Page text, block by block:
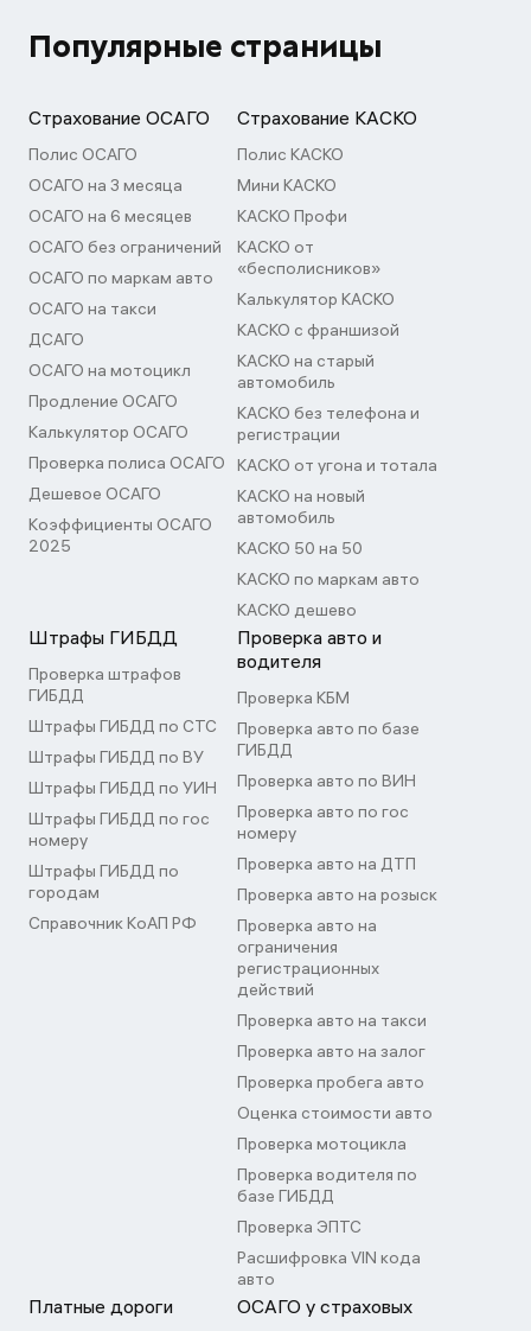
Популярные страницы
Страхование ОСАГО
Полис ОСАГО
ОСАГО на 3 месяца
ОСАГО на 6 месяцев
ОСАГО без ограничений
ОСАГО по маркам авто
ОСАГО на такси
ДСАГО
ОСАГО на мотоцикл
Продление ОСАГО
Калькулятор ОСАГО
Проверка полиса ОСАГО
Дешевое ОСАГО
Коэффициенты ОСАГО
2025
Страхование КАСКО
Полис КАСКО
Мини КАСКО
КАСКО Профи
КАСКО от
«бесполисников»
Калькулятор КАСКО
КАСКО с франшизой
КАСКО на старый
автомобиль
КАСКО без телефона и
регистрации
КАСКО от угона и тотала
КАСКО на новый
автомобиль
КАСКО 50 на 50
КАСКО по маркам авто
КАСКО дешево
Штрафы ГИБДД
Проверка штрафов
ГИБДД
Штрафы ГИБДД по СТС
Штрафы ГИБДД по ВУ
Штрафы ГИБДД по УИН
Штрафы ГИБДД по гос
номеру
Штрафы ГИБДД по
городам
Справочник КоАП РФ
Проверка авто и
водителя
Проверка КБМ
Проверка авто по базе
ГИБДД
Проверка авто по ВИН
Проверка авто по гос
номеру
Проверка авто на ДТП
Проверка авто на розыск
Проверка авто на
ограничения
регистрационных
действий
Проверка авто на такси
Проверка авто на залог
Проверка пробега авто
Оценка стоимости авто
Проверка мотоцикла
Проверка водителя по
базе ГИБДД
Проверка ЭПТС
Расшифровка VIN кода
авто
Платные дороги ОСАГО у страховых